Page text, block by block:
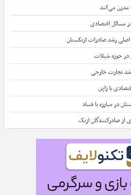
مدرن می‌کند
مسائل اقتصادی
رشد صادرات ازبکستان
در حوزه شیلات
تجارت خارجی
با ژاپن
در مبارزه با فساد
از صادرکنندگان ازبک